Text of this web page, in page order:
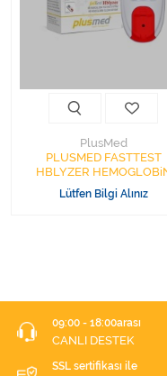
PlusMed
PLUSMED FASTTEST
HBLYZER
ÖLÇÜM CİHAZI
Lütfen Bilgi Alınız
09:00 - 18:00arası
CANLI DESTEK
SSL sertifikası ile